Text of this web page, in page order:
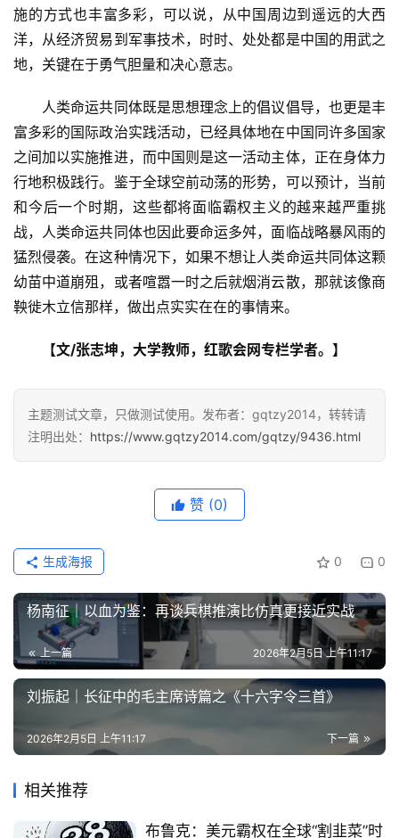
施的方式也丰富多彩，可以说，从中国周边到遥远的大西
洋，从经济贸易到军事技术，时时、处处都是中国的用武之
地，关键在于勇气胆量和决心意志。
人类命运共同体既是思想理念上的倡议倡导，也更是丰
富多彩的国际政治实践活动，已经具体地在中国同许多国家
之间加以实施推进，而中国则是这一活动主体，正在身体力
行地积极践行。鉴于全球空前动荡的形势，可以预计，当前
和今后一个时期，这些都将面临霸权主义的越来越严重挑
战，人类命运共同体也因此要命运多舛，面临战略暴风雨的
猛烈侵袭。在这种情况下，如果不想让人类命运共同体这颗
幼苗中道崩殂，或者喧嚣一时之后就烟消云散，那就该像商
鞅徙木立信那样，做出点实实在在的事情来。
【文/张志坤，大学教师，红歌会网专栏学者。】
主题测试文章，只做测试使用。发布者：gqtzy2014，转转请
注明出处： https://www.gqtzy2014.com/gqtzy/9436.html
赞 (0)
0 0
生成海报
杨南征｜以血为鉴：再谈兵棋推演比仿真更接近实战
上一篇 2026年2月5日 上午11:17
刘振起｜长征中的毛主席诗篇之《十六字令三首》
下一篇
2026年2月5日 上午11:17
相关推荐
布鲁克：美元霸权在全球“割韭菜”时